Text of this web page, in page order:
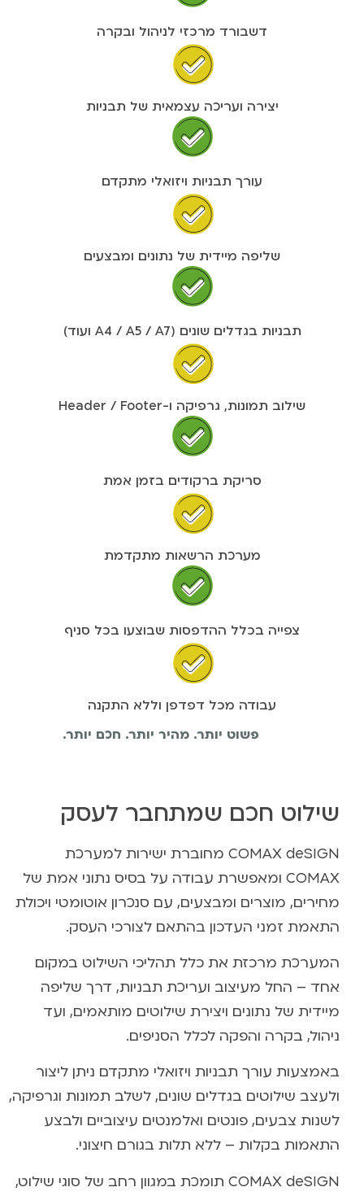
דשבורד מרכזי לניהול ובקרה
יצירה ועריכה עצמאית של תבניות
עורך תבניות ויזואלי מתקדם
שליפה מיידית של נתונים ומבצעים
תבניות בגדלים שונים (A4 / A5 / A7 ועוד)
שילוב תמונות, גרפיקה ו-Header / Footer
סריקת ברקודים בזמן אמת
מערכת הרשאות מתקדמת
צפייה בכלל ההדפסות שבוצעו בכל סניף
עבודה מכל דפדפן וללא התקנה
פשוט יותר. מהיר יותר. חכם יותר.
שילוט חכם שמתחבר לעסק
COMAX deSIGN מחוברת ישירות למערכת
COMAX ומאפשרת עבודה על בסיס נתוני אמת של
מחירים, מוצרים ומבצעים, עם סנכרון אוטומטי ויכולת
התאמת זמני העדכון בהתאם לצורכי העסק.
המערכת מרכזת את כלל תהליכי השילוט במקום
אחד – החל מעיצוב ועריכת תבניות, דרך שליפה
מיידית של נתונים ויצירת שילוטים מותאמים, ועד
ניהול, בקרה והפקה לכלל הסניפים.
באמצעות עורך תבניות ויזואלי מתקדם ניתן ליצור
ולעצב שילוטים בגדלים שונים, לשלב תמונות וגרפיקה,
לשנות צבעים, פונטים ואלמנטים עיצוביים ולבצע
התאמות בקלות – ללא תלות בגורם חיצוני.
COMAX deSIGN תומכת במגוון רחב של סוגי שילוט,